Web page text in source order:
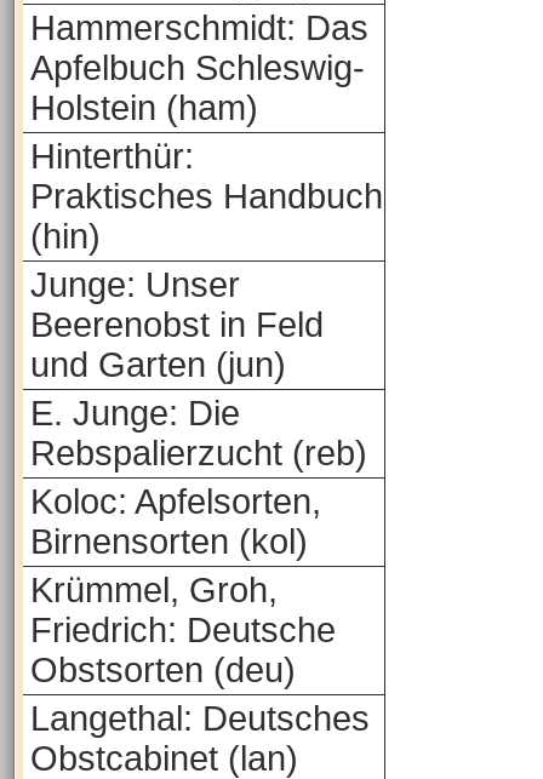
Hammerschmidt: Das
Apfelbuch Schleswig-
Holstein (ham)
Hinterthür:
Praktisches Handbuch
(hin)
Junge: Unser
Beerenobst in Feld
und Garten (jun)
E. Junge: Die
Rebspalierzucht (reb)
Koloc: Apfelsorten,
Birnensorten (kol)
Krümmel, Groh,
Friedrich: Deutsche
Obstsorten (deu)
Langethal: Deutsches
Obstcabinet (lan)